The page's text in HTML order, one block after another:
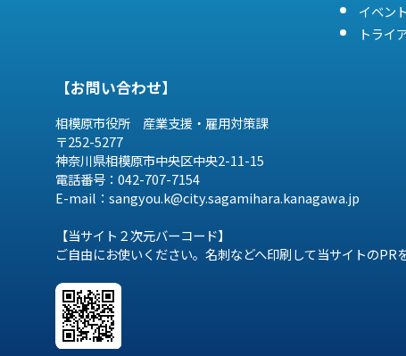
イベン
トライ
【お問い合わせ】
相模原市役所 産業支援・雇用対策課
〒252-5277
神奈川県相模原市中央区中央2-11-15
電話番号：042-707-7154
E-mail：sangyou.k@city.sagamihara.kanagawa.jp
【当サイト２次元バーコード】
ご自由にお使いください。名刺などへ印刷して当サイトのPR